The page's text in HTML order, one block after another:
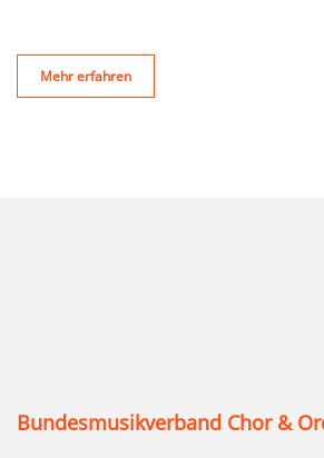
Mehr erfahren
Bundesmusikverband Chor &